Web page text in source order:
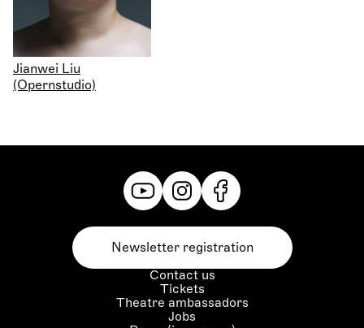
Jianwei Liu
(Opernstudio)
Contact us
Tickets
Theatre ambassadors
Jobs
Newsletter registration